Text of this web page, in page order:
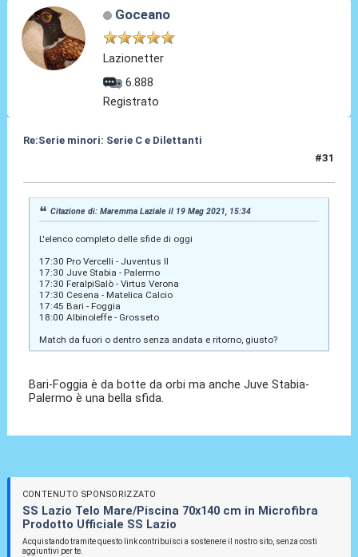
Goceano
Lazionetter
6.888
Registrato
Re:Serie minori: Serie C e Dilettanti
#31
Citazione di: Maremma Laziale il 19 Mag 2021, 15:34
L'elenco completo delle sfide di oggi
17:30 Pro Vercelli - Juventus II
17:30 Juve Stabia - Palermo
17:30 FeralpiSalò - Virtus Verona
17:30 Cesena - Matelica Calcio
17:45 Bari - Foggia
18:00 Albinoleffe - Grosseto
Match da fuori o dentro senza andata e ritorno, giusto?
Bari-Foggia è da botte da orbi ma anche Juve Stabia-
Palermo è una bella sfida.
CONTENUTO SPONSORIZZATO
SS Lazio Telo Mare/Piscina 70x140 cm in Microfibra
Prodotto Ufficiale SS Lazio
Acquistando tramite questo link contribuisci a sostenere il nostro sito, senza costi
aggiuntivi per te.